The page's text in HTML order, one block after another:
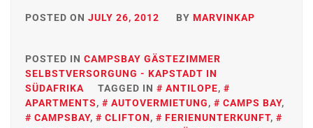
POSTED ON JULY 26, 2012 BY MARVINKAP
POSTED IN CAMPSBAY GÄSTEZIMMER
SELBSTVERSORGUNG - KAPSTADT IN
SÜDAFRIKA
TAGGED IN ANTILOPE,
APARTMENTS, AUTOVERMIETUNG, CAMPS BAY,
CAMPSBAY, CLIFTON, FERIENUNTERKUNFT,